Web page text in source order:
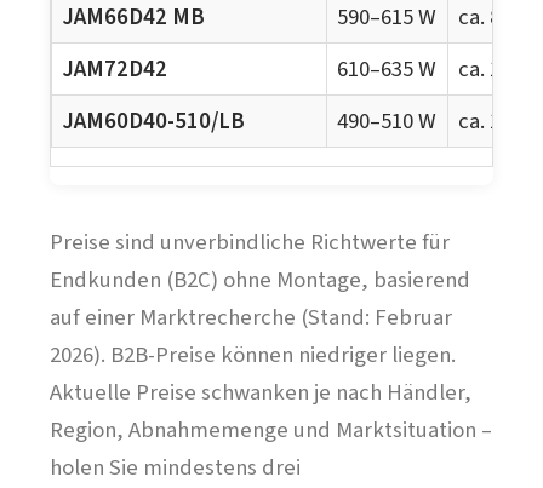
JAM66D42 MB
590–615 W
ca.
JAM72D42
610–635 W
ca.
JAM60D40-510/LB
490–510 W ca.
Preise sind unverbindliche Richtwerte für
Endkunden (B2C) ohne Montage, basierend
auf einer Marktrecherche (Stand: Februar
2026). B2B-Preise können niedriger liegen.
Aktuelle Preise schwanken je nach Händler,
Region, Abnahmemenge und Marktsituation –
holen Sie mindestens drei